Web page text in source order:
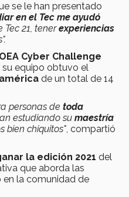
se le han presentado
en el Tec me ayudó
21, tenerexperiencias
OEA Cyber Challenge
su equipo obtuvo el
de un total de 14
personas de toda
estudiando su maestría
bien chiquitos", compartió
la edición 2021 del
que aborda las
en la comunidad de